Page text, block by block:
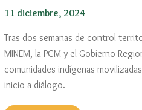
11 diciembre, 2024
Tras dos semanas de control
MINEM, la PCM y el Gobierno
comunidades indígenas
inicio a diálogo.